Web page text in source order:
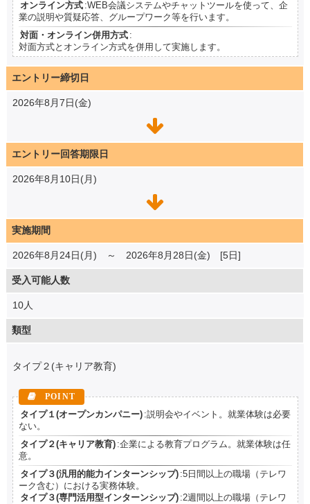
オンライン方式 :WEB会議システムやチャットツールを使って、企
業の説明や質疑応答、グループワーク等を行います。
対面・オンライン併用方式 :
対面方式とオンライン方式を併用して実施します。
エントリー締切日
2026年8月7日(金)
エントリー回答期限日
2026年8月10日(月)
実施期間
2026年8月24日(月) ～ 2026年8月28日(金) [5日]
受入可能人数
10人
類型
タイプ２(キャリア教育)
タイプ１(オープンカンパニー) :説明会やイベント。就業体験は必要
ない。
タイプ２(キャリア教育) :企業による教育プログラム。就業体験は任
意。
タイプ３(汎用的能力インターンシップ) :5日間以上の職場（テレワ
ーク含む）における実務体験。
タイプ３(専門活用型インターンシップ) :2週間以上の職場（テレワ